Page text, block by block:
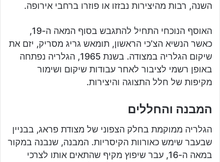
השנה, רבות מהיצירות נבזזו או פוזרו ברחבי אירופה.
האוסף הנוכחי התחיל להתגבש בסוף המאה ה-19,
כאשר הנשיא הצ’כי הראשון, תומאש גריג מסריק, יזם את
שיקום הגלריה במצודה. בשנת 1965, הגלריה נפתחה
באופן רשמי לציבור לאחר עבודות שיקום ושימור
מקיפות של חלל התצוגה והיצירות.
המבנה והחללים
הגלריה ממוקמת בחלק הצפוני של מצודת פראג, בבניין
שבעבר שימש כאורוות הקיסריות. המבנה, שנבנה במקור
במאה ה-16, עבר שיפוץ מקיף שהתאים אותו לצרכי